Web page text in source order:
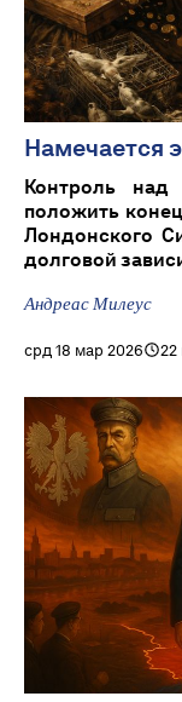
Намечается
Контроль над
положить
Лондонского
долговой
Андреас Милеус
срд 18 мар 2026 22